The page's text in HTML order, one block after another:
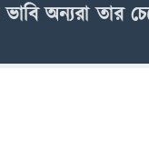
অন্যরা তার